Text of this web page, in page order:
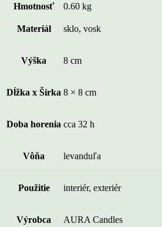
Hmotnosť
0.60 kg
Materiál sklo, vosk
Výška 8 cm
Dĺžka x Šírka 8 × 8 cm
Doba horenia cca 32 h
Vôňa levanduľa
Použitie interiér, exteriér
Výrobca AURA Candles